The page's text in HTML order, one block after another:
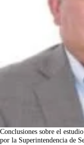
Conclusiones sobre el
por la Superintendencia de